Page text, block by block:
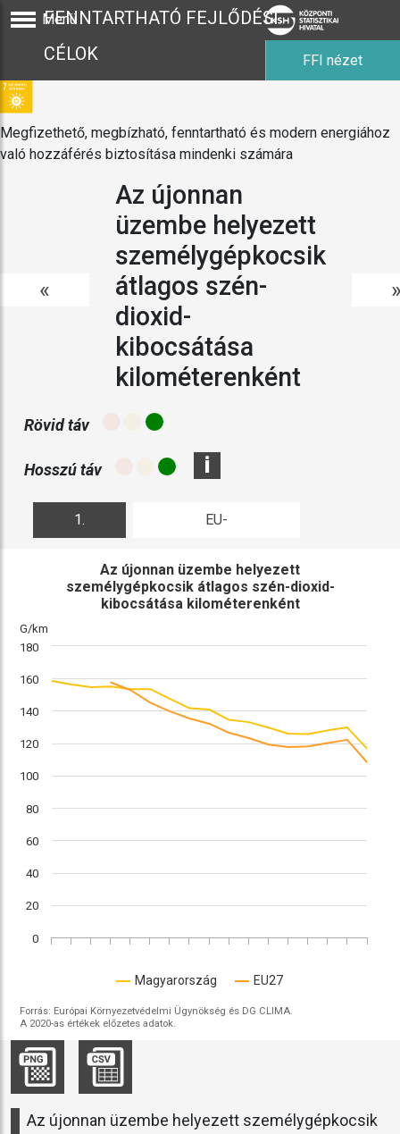
Menü
FENNTARTHATÓ FEJLŐDÉSI
CÉLOK
FFI nézet
Megfizethető, megbízható, fenntartható és modern energiához
való hozzáférés biztosítása mindenki számára
«
Az újonnan
üzembe helyezett
személygépkocsik
átlagos szén-
dioxid-
kibocsátása
kilométerenként
Rövid táv
Hosszú táv i
1. EU-
G/km
Az újonnan üzembe helyezett
személygépkocsik átlagos szén-dioxid-
kibocsátása kilométerenként
Forrás: Európai Környezetvédelmi Ügynökség és DG CLIMA.
A 2020-as értékek előzetes adatok.
Magyarország EU27
0
20
40
60
80
100
120
140
160
180
Az újonnan üzembe helyezett személygépkocsik